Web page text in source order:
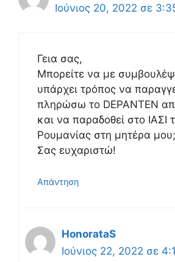
Ιούνιος 20, 2022 σε
Γεια σας,
Μπορείτε να με
υπάρχει τρόπος να
πληρώσω το DEPANTEN
και να παραδοθεί στο ΙΑΣΙ
Ρουμανίας στη μητέρα μου;
Σας ευχαριστώ!
Απάντηση
HonorataS
Ιούνιος 22, 2022 σε